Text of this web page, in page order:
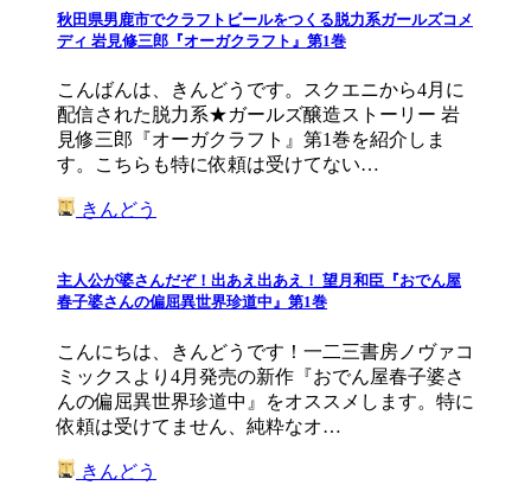
秋田県男鹿市でクラフトビールをつくる脱力系ガールズコメ
ディ 岩見修三郎『オーガクラフト』第1巻
こんばんは、きんどうです。スクエニから4月に
配信された脱力系★ガールズ醸造ストーリー 岩
見修三郎『オーガクラフト』第1巻を紹介しま
す。こちらも特に依頼は受けてない…
きんどう
主人公が婆さんだぞ！出あえ出あえ！ 望月和臣『おでん屋
春子婆さんの偏屈異世界珍道中』第1巻
こんにちは、きんどうです！一二三書房ノヴァコ
ミックスより4月発売の新作『おでん屋春子婆さ
んの偏屈異世界珍道中』をオススメします。特に
依頼は受けてません、純粋なオ…
きんどう